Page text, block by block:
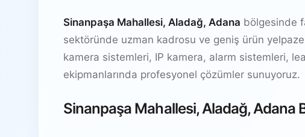
Sinanpaşa Mahallesi, Aladağ, Adana bölgesinde
sektöründe uzman kadrosu ve geniş ürün
kamera sistemleri, IP kamera, alarm sistemleri,
ekipmanlarında profesyonel çözümler sunuyoruz.
Sinanpaşa Mahallesi, Aladağ, Adana